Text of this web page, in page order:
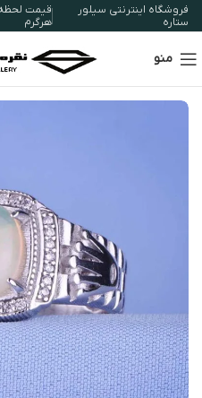
فروشگاه اینترنتی سیلور
ستاره
هرگرم
منو